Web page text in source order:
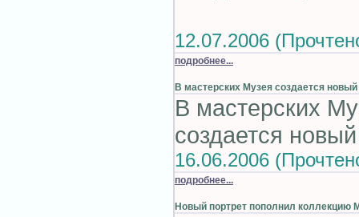
12.07.2006
подробнее...
В мастерских Музея создается новый
В мастерских
создается
16.06.2006
подробнее...
Новый портрет пополнил коллекцию